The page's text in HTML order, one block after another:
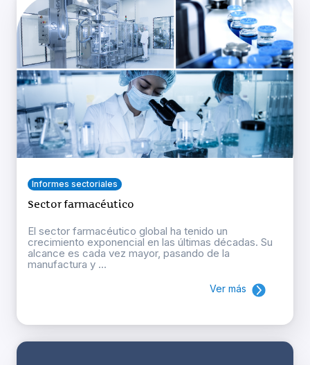
Informes sectoriales
Sector farmacéutico
El sector farmacéutico global ha tenido un
crecimiento exponencial en las últimas décadas. Su
alcance es cada vez mayor, pasando de la
manufactura y ...
Ver más